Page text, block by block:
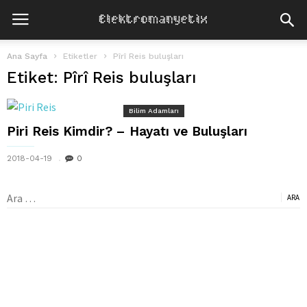
Ana Sayfa Etiketler Pîrî Reis buluşları
Etiket: Pîrî Reis buluşları
Bilim Adamları
Piri Reis Kimdir? – Hayatı ve Buluşları
2018-04-19 0
Arama: